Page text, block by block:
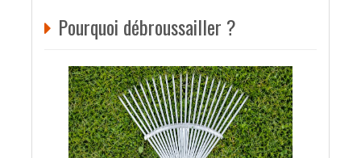
Pourquoi débroussailler ?